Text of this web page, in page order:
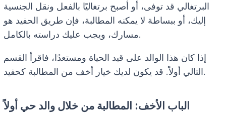
البرتغالي قد توفى، أو أصبح برتغاليًا بالفعل ونقل الجنسية
إليك، أو ببساطة لا يمكنه المطالبة، فإن طريق الحفيد هو
مسارك، ويجب عليك دراسته بالكامل.
إذا كان هذا الوالد على قيد الحياة ومستعدًا، فاقرأ القسم
التالي أولاً. قد يكون لديك خيار أخف من المطالبة كحفيد.
الباب الأخف: المطالبة من خلال والد حي أولاً